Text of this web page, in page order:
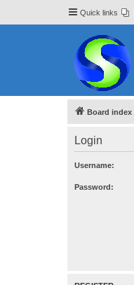
Quick links
Board index
Login
Username:
Password: